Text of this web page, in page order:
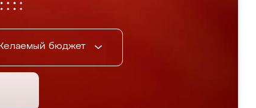
бюджет